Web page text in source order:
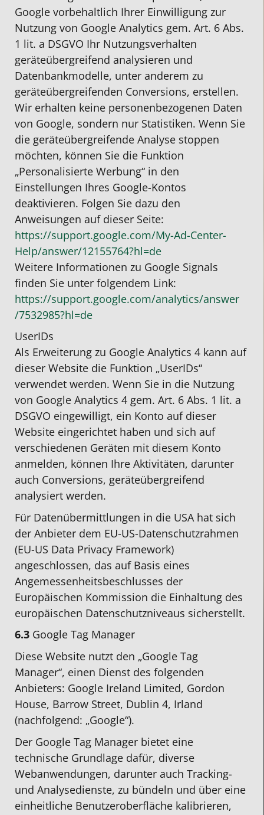
Google vorbehaltlich Ihrer Einwilligung zur
Nutzung von Google Analytics gem. Art. 6 Abs.
1 lit. a DSGVO Ihr Nutzungsverhalten
geräteübergreifend analysieren und
Datenbankmodelle, unter anderem zu
geräteübergreifenden Conversions, erstellen.
Wir erhalten keine personenbezogenen Daten
von Google, sondern nur Statistiken. Wenn Sie
die geräteübergreifende Analyse stoppen
möchten, können Sie die Funktion
„Personalisierte Werbung“ in den
Einstellungen Ihres Google-Kontos
deaktivieren. Folgen Sie dazu den
Anweisungen auf dieser Seite:
https://support.google.com/My-Ad-Center-
Help/answer/12155764?hl=de
Weitere Informationen zu Google Signals
finden Sie unter folgendem Link:
https://support.google.com/analytics/answer
/7532985?hl=de
UserIDs
Als Erweiterung zu Google Analytics 4 kann auf
dieser Website die Funktion „UserIDs“
verwendet werden. Wenn Sie in die Nutzung
von Google Analytics 4 gem. Art. 6 Abs. 1 lit. a
DSGVO eingewilligt, ein Konto auf dieser
Website eingerichtet haben und sich auf
verschiedenen Geräten mit diesem Konto
anmelden, können Ihre Aktivitäten, darunter
auch Conversions, geräteübergreifend
analysiert werden.
Für Datenübermittlungen in die USA hat sich
der Anbieter dem EU-US-Datenschutzrahmen
(EU-US Data Privacy Framework)
angeschlossen, das auf Basis eines
Angemessenheitsbeschlusses der
Europäischen Kommission die Einhaltung des
europäischen Datenschutzniveaus sicherstellt.
6.3 Google Tag Manager
Diese Website nutzt den „Google Tag
Manager“, einen Dienst des folgenden
Anbieters: Google Ireland Limited, Gordon
House, Barrow Street, Dublin 4, Irland
(nachfolgend: „Google“).
Der Google Tag Manager bietet eine
technische Grundlage dafür, diverse
Webanwendungen, darunter auch Tracking-
und Analysedienste, zu bündeln und über eine
einheitliche Benutzeroberfläche kalibrieren,